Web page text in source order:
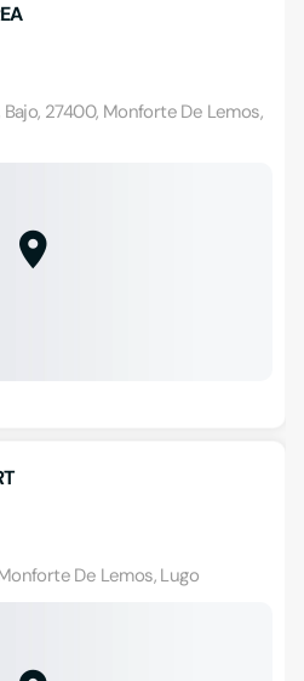
Bajo, 27400, Monforte De Lemos,
De Lemos, Lugo